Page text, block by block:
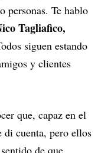
personas. Te hablo
Tagliafico,
siguen estando
y clientes
que, capaz en el
di cuenta, pero ellos
de que